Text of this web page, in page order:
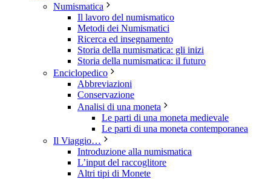
Numismatica
Il lavoro del numismatico
Metodi dei Numismatici
Ricerca ed insegnamento
Storia della numismatica: gli inizi
Storia della numismatica: il futuro
Enciclopedico
Abbreviazioni
Conservazione
Analisi di una moneta
Le parti di una moneta medievale
Le parti di una moneta contemporanea
Il Viaggio…
Introduzione alla numismatica
L’input del raccoglitore
Altri tipi di Monete